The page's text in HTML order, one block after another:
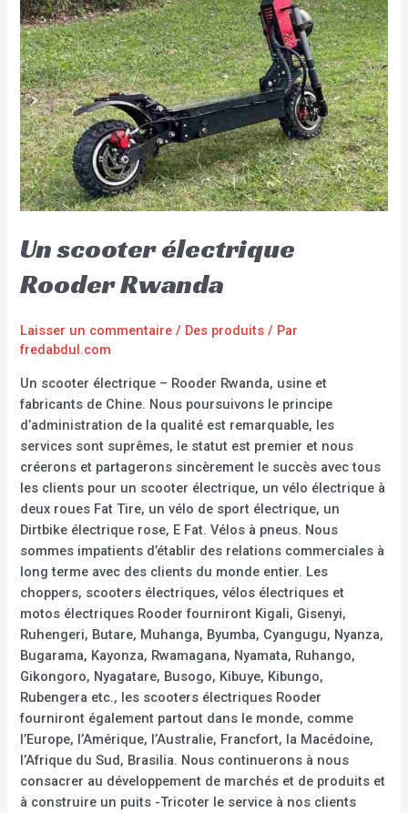
Un scooter électrique
Rooder Rwanda
Laisser un commentaire / Des produits / Par
fredabdul.com
Un scooter électrique – Rooder Rwanda, usine et
fabricants de Chine. Nous poursuivons le principe
d’administration de la qualité est remarquable, les
services sont suprêmes, le statut est premier et nous
créerons et partagerons sincèrement le succès avec tous
les clients pour un scooter électrique, un vélo électrique à
deux roues Fat Tire, un vélo de sport électrique, un
Dirtbike électrique rose, E Fat. Vélos à pneus. Nous
sommes impatients d’établir des relations commerciales à
long terme avec des clients du monde entier. Les
choppers, scooters électriques, vélos électriques et
motos électriques Rooder fourniront Kigali, Gisenyi,
Ruhengeri, Butare, Muhanga, Byumba, Cyangugu, Nyanza,
Bugarama, Kayonza, Rwamagana, Nyamata, Ruhango,
Gikongoro, Nyagatare, Busogo, Kibuye, Kibungo,
Rubengera etc., les scooters électriques Rooder
fourniront également partout dans le monde, comme
l’Europe, l’Amérique, l’Australie, Francfort, la Macédoine,
l’Afrique du Sud, Brasilia. Nous continuerons à nous
consacrer au développement de marchés et de produits et
à construire un puits -Tricoter le service à nos clients